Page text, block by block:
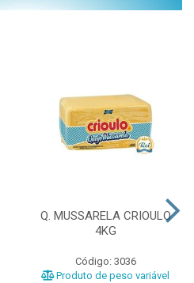
Q. MUSSARELA CRIOULO
4KG
Código: 3036
Produto de peso variável